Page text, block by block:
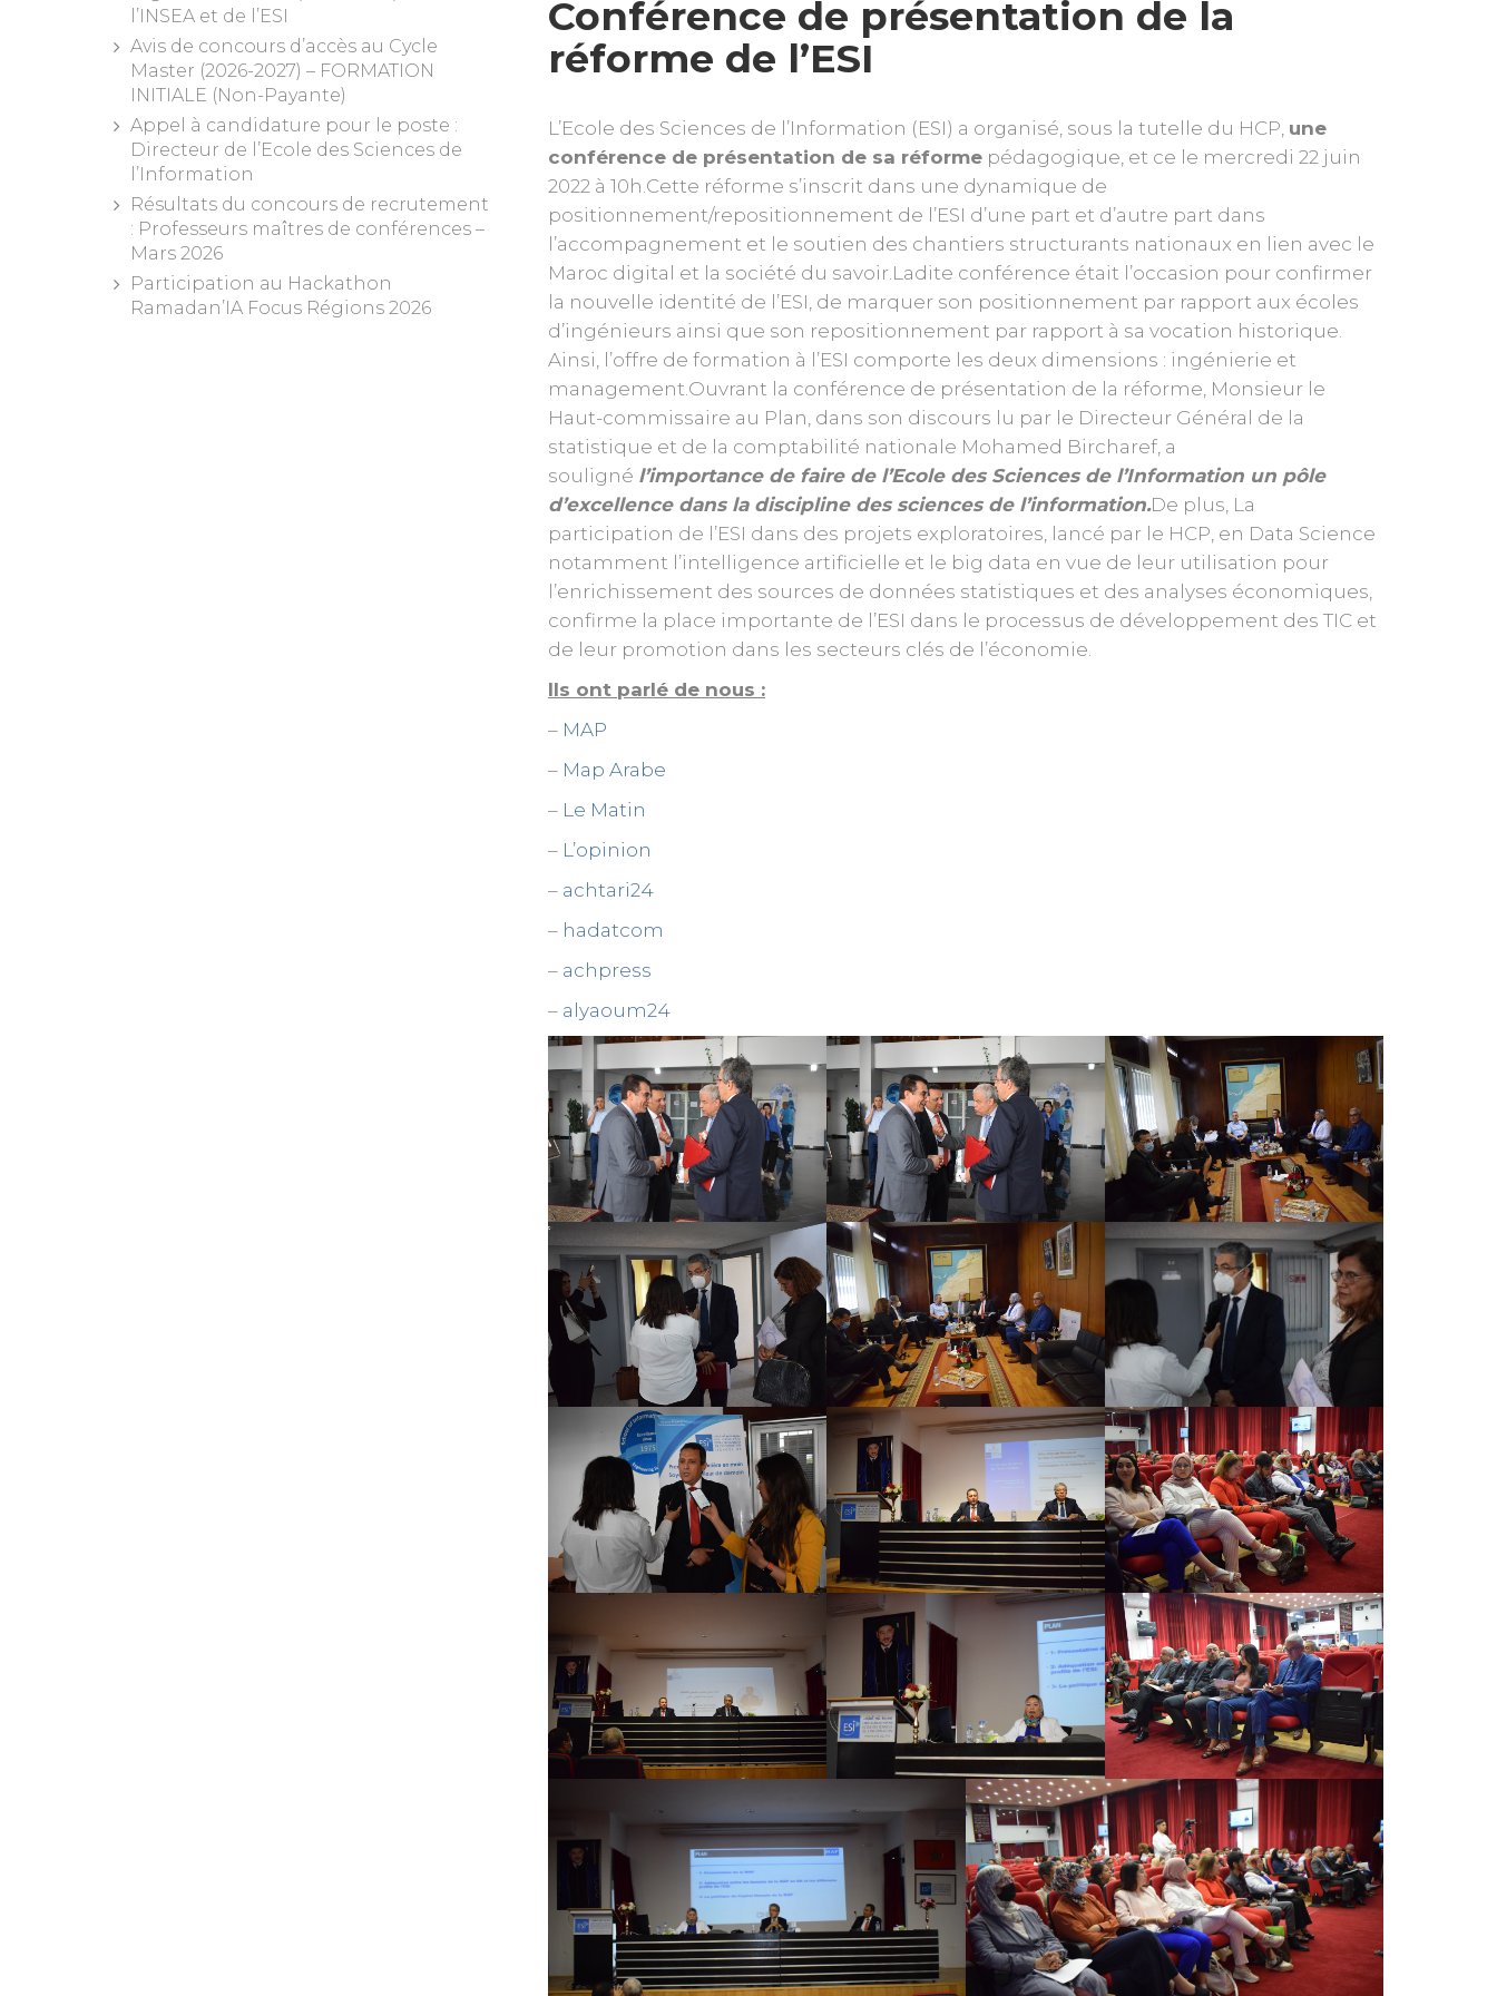
l’INSEA et de l’ESI
Avis de concours d’accès au Cycle
Master (2026-2027) – FORMATION
INITIALE (Non-Payante)
Appel à candidature pour le poste :
Directeur de l’Ecole des Sciences de
l’Information
Résultats du concours de recrutement
: Professeurs maîtres de conférences –
Mars 2026
Participation au Hackathon
Ramadan’IA Focus Régions 2026
Conférence de présentation de la
réforme de l’ESI
L’Ecole des Sciences de l’Information (ESI) a organisé, sous la tutelle du HCP, une
conférence de présentation de sa réforme pédagogique, et ce le mercredi 22 juin
2022 à 10h.Cette réforme s’inscrit dans une dynamique de
positionnement/repositionnement de l’ESI d’une part et d’autre part dans
l’accompagnement et le soutien des chantiers structurants nationaux en lien avec le
Maroc digital et la société du savoir.Ladite conférence était l’occasion pour confirmer
la nouvelle identité de l’ESI, de marquer son positionnement par rapport aux écoles
d’ingénieurs ainsi que son repositionnement par rapport à sa vocation historique.
Ainsi, l’offre de formation à l’ESI comporte les deux dimensions : ingénierie et
management.Ouvrant la conférence de présentation de la réforme, Monsieur le
Haut-commissaire au Plan, dans son discours lu par le Directeur Général de la
statistique et de la comptabilité nationale Mohamed Bircharef, a
souligné l’importance de faire de l’Ecole des Sciences de l’Information un pôle
d’excellence dans la discipline des sciences de l’information.De plus, La
participation de l’ESI dans des projets exploratoires, lancé par le HCP, en Data Science
notamment l’intelligence artificielle et le big data en vue de leur utilisation pour
l’enrichissement des sources de données statistiques et des analyses économiques,
confirme la place importante de l’ESI dans le processus de développement des TIC et
de leur promotion dans les secteurs clés de l’économie.
Ils ont parlé de nous :
– MAP
– Map Arabe
– Le Matin
– L’opinion
– achtari24
– hadatcom
– achpress
– alyaoum24